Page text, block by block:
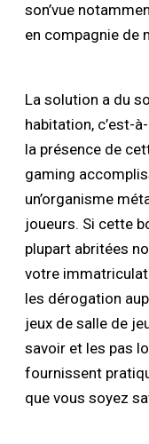
son’vue
en compagnie de
La solution a du
habitation, c’est-
la présence de
gaming
un’organisme
joueurs. Si cette
plupart abritées
votre
les dérogation
jeux de salle de
savoir et les pas
fournissent
que vous soyez